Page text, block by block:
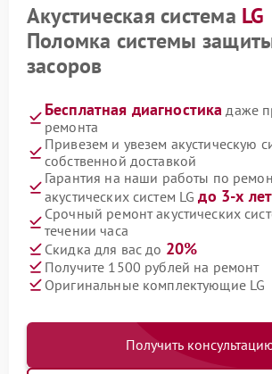
Акустическая система LG
Поломка системы
засоров
Бесплатная диагностика даже
ремонта
Привезем и увезем акустическую
собственной доставкой
Гарантия на наши работы по
акустических систем LGдо 3-х лет
Срочный ремонт акустических
течении часа
Скидка для вас до 20%
Получите 1500 рублей на ремонт
Оригинальные комплектующие LG
Получить